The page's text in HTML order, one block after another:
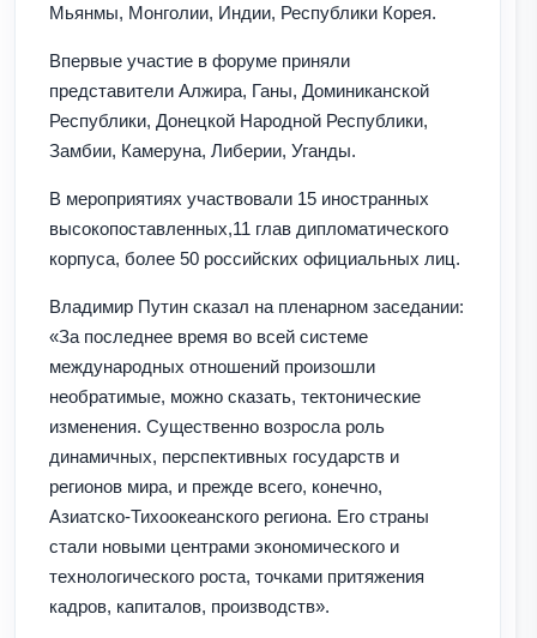
Мьянмы, Монголии, Индии, Республики Корея.
Впервые участие в форуме приняли
представители Алжира, Ганы, Доминиканской
Республики, Донецкой Народной Республики,
Замбии, Камеруна, Либерии, Уганды.
В мероприятиях участвовали 15 иностранных
высокопоставленных,11 глав дипломатического
корпуса, более 50 российских официальных лиц.
Владимир Путин сказал на пленарном заседании:
«За последнее время во всей системе
международных отношений произошли
необратимые, можно сказать, тектонические
изменения. Существенно возросла роль
динамичных, перспективных государств и
регионов мира, и прежде всего, конечно,
Азиатско-Тихоокеанского региона. Его страны
стали новыми центрами экономического и
технологического роста, точками притяжения
кадров, капиталов, производств».